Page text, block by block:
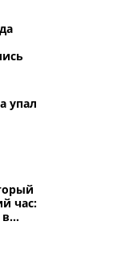
упал
час: